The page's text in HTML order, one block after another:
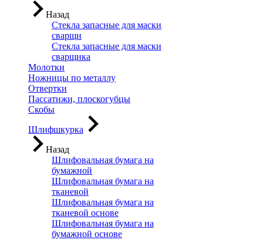
Назад
Стекла запасные для маски
сварщи
Стекла запасные для маски
сварщика
Молотки
Ножницы по металлу
Отвертки
Пассатижи, плоскогубцы
Скобы
Шлифшкурка
Назад
Шлифовальная бумага на
бумажной
Шлифовальная бумага на
тканевой
Шлифовальная бумага на
тканевой основе
Шлифовальная бумага на
бумажной основе